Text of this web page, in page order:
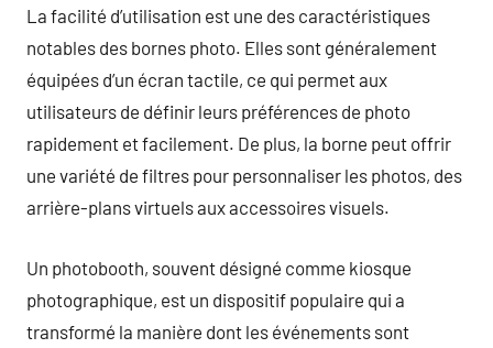
La facilité d’utilisation est une des caractéristiques
notables des bornes photo. Elles sont généralement
équipées d’un écran tactile, ce qui permet aux
utilisateurs de définir leurs préférences de photo
rapidement et facilement. De plus, la borne peut offrir
une variété de filtres pour personnaliser les photos, des
arrière-plans virtuels aux accessoires visuels.
Un photobooth, souvent désigné comme kiosque
photographique, est un dispositif populaire qui a
transformé la manière dont les événements sont